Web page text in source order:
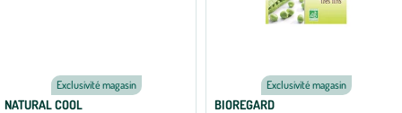
Exclusivité magasin
NATURAL COOL
Exclusivité magasin
BIOREGARD